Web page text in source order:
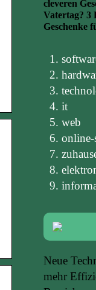
cleveren
Vatertag? 3
Geschenke
it
web
Neue
mehr